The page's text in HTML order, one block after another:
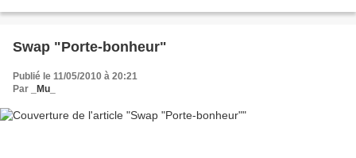
Swap "Porte-bonheur"
Publié le 11/05/2010 à 20:21
Par
_Mu_